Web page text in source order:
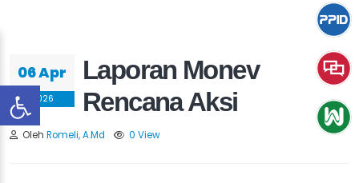
06 Apr
2026
Laporan Monev
Rencana Aksi
Oleh Romeli, A.Md 0 View